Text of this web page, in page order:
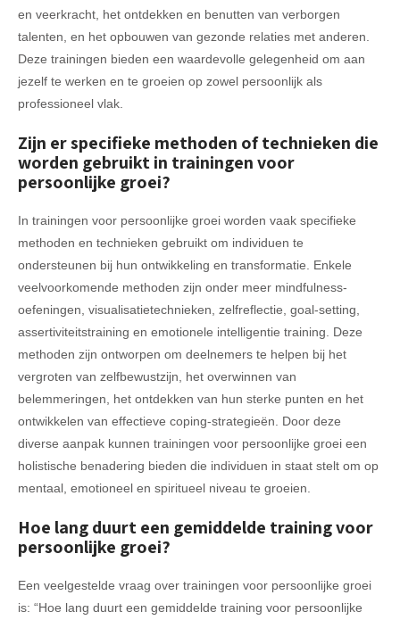
en veerkracht, het ontdekken en benutten van verborgen
talenten, en het opbouwen van gezonde relaties met anderen.
Deze trainingen bieden een waardevolle gelegenheid om aan
jezelf te werken en te groeien op zowel persoonlijk als
professioneel vlak.
Zijn er specifieke methoden of technieken die
worden gebruikt in trainingen voor
persoonlijke groei?
In trainingen voor persoonlijke groei worden vaak specifieke
methoden en technieken gebruikt om individuen te
ondersteunen bij hun ontwikkeling en transformatie. Enkele
veelvoorkomende methoden zijn onder meer mindfulness-
oefeningen, visualisatietechnieken, zelfreflectie, goal-setting,
assertiviteitstraining en emotionele intelligentie training. Deze
methoden zijn ontworpen om deelnemers te helpen bij het
vergroten van zelfbewustzijn, het overwinnen van
belemmeringen, het ontdekken van hun sterke punten en het
ontwikkelen van effectieve coping-strategieën. Door deze
diverse aanpak kunnen trainingen voor persoonlijke groei een
holistische benadering bieden die individuen in staat stelt om op
mentaal, emotioneel en spiritueel niveau te groeien.
Hoe lang duurt een gemiddelde training voor
persoonlijke groei?
Een veelgestelde vraag over trainingen voor persoonlijke groei
is: “Hoe lang duurt een gemiddelde training voor persoonlijke